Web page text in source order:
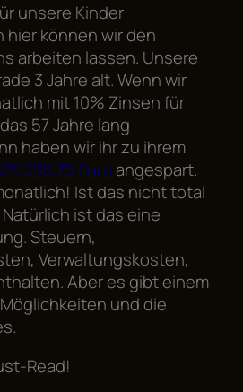
unsere Kinder
hier können wir den
arbeiten lassen. Unsere
3 Jahre alt. Wenn wir
mit 10% Zinsen für
57 Jahre lang
haben wir ihr zu ihrem
Euroangespart.
Ist das nicht total
ist das eine
Steuern,
Verwaltungskosten,
Aber es gibt einem
und die
Read!